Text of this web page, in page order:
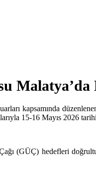
Malatya’da
kapsamında
15-16 Mayıs 2026
(GÜÇ) hedefleri